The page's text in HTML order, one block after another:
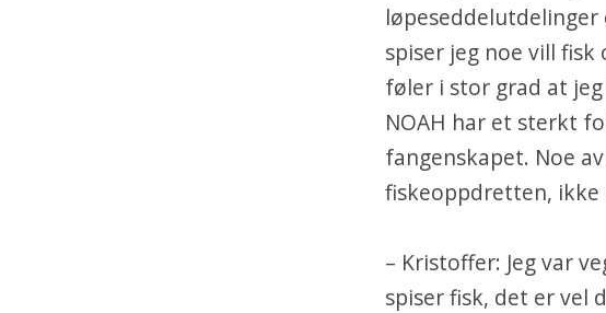
spiser jeg noe vill
føler i stor grad at
NOAH har et sterkt
fangenskapet. Noe
fiskeoppdretten,
– Kristoffer: Jeg var
spiser fisk, det er vel